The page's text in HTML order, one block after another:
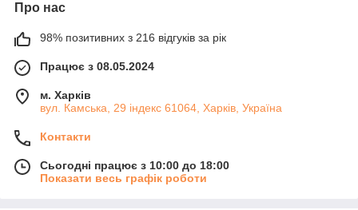
Про нас
98% позитивних з 216 відгуків за рік
Працює з 08.05.2024
м. Харків
вул. Камська, 29 індекс 61064, Харків, Україна
Контакти
Сьогодні працює з 10:00 до 18:00
Показати весь графік роботи